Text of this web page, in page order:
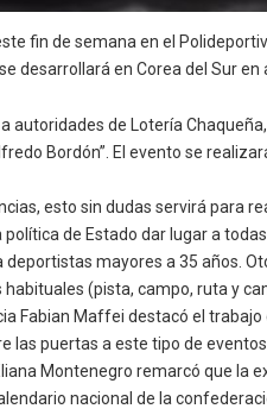
fin de semana en el
desarrollará en Corea del Sur en
autoridades de Lotería
Bordón”. El evento se
esto sin dudas servirá para
de Estado dar lugar a
mayores a 35 años.
(pista, campo, ruta y
Fabian Maffei destacó el
puertas a este tipo de
Montenegro remarcó que
nacional de la